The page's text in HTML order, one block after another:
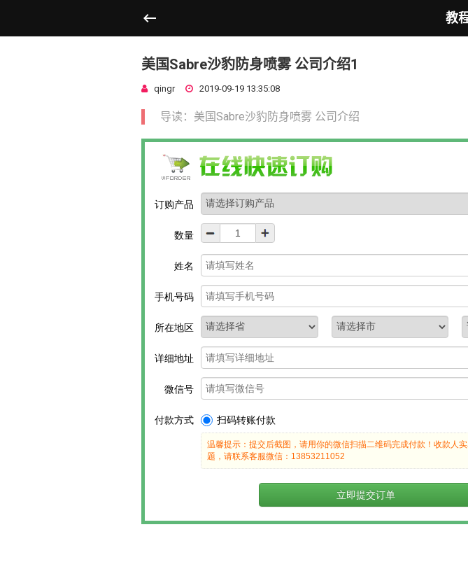
教
美国Sabre沙豹防身喷雾 公司介绍1
qingr 2019-09-19 13:35:08
导读：美国Sabre沙豹防身喷雾 公司介绍